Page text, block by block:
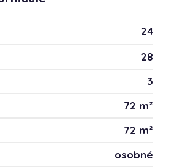
24
28
3
72 m²
72 m²
osobné